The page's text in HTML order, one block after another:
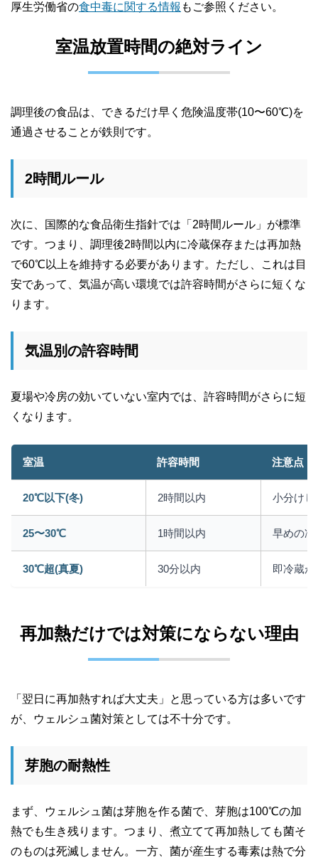
厚生労働省の食中毒に関する情報 もご参照ください。
室温放置時間の絶対ライン
調理後の食品は、できるだけ早く危険温度帯(10〜60℃)を
通過させることが鉄則です。
2時間ルール
次に、国際的な食品衛生指針では「2時間ルール」が標準
です。つまり、調理後2時間以内に冷蔵保存または再加熱
で60℃以上を維持する必要があります。ただし、これは目
安であって、気温が高い環境では許容時間がさらに短くな
ります。
気温別の許容時間
夏場や冷房の効いていない室内では、許容時間がさらに短
くなります。
室温 許容時間 注意点
20℃以下(冬) 2時間以内 小分けし
25〜30℃ 1時間以内 早めの冷
30℃超(真夏) 30分以内 即冷蔵が
再加熱だけでは対策にならない理由
「翌日に再加熱すれば大丈夫」と思っている方は多いです
が、ウェルシュ菌対策としては不十分です。
芽胞の耐熱性
まず、ウェルシュ菌は芽胞を作る菌で、芽胞は100℃の加
熱でも生き残ります。つまり、煮立てて再加熱しても菌そ
のものは死滅しません。一方、菌が産生する毒素は熱で分